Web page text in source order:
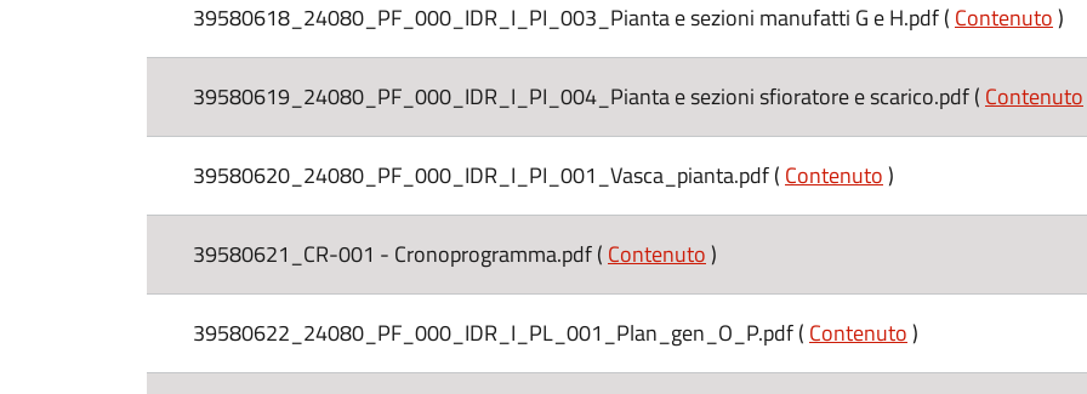
39580618_24080_PF_000_IDR_I_PI_003_Pianta e sezioni manufatti G e H.pdf ( Contenuto)
39580619_24080_PF_000_IDR_I_PI_004_Pianta e sezioni sfioratore e scarico.pdf ( Contenuto
39580620_24080_PF_000_IDR_I_PI_001_Vasca_pianta.pdf ( Contenuto)
39580621_CR-001 - Cronoprogramma.pdf ( Contenuto)
39580622_24080_PF_000_IDR_I_PL_001_Plan_gen_O_P.pdf ( Contenuto)